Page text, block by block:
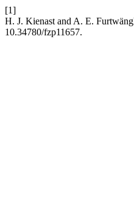
[1]
H. J. Kienast and A. E.
10.34780/fzp11657.